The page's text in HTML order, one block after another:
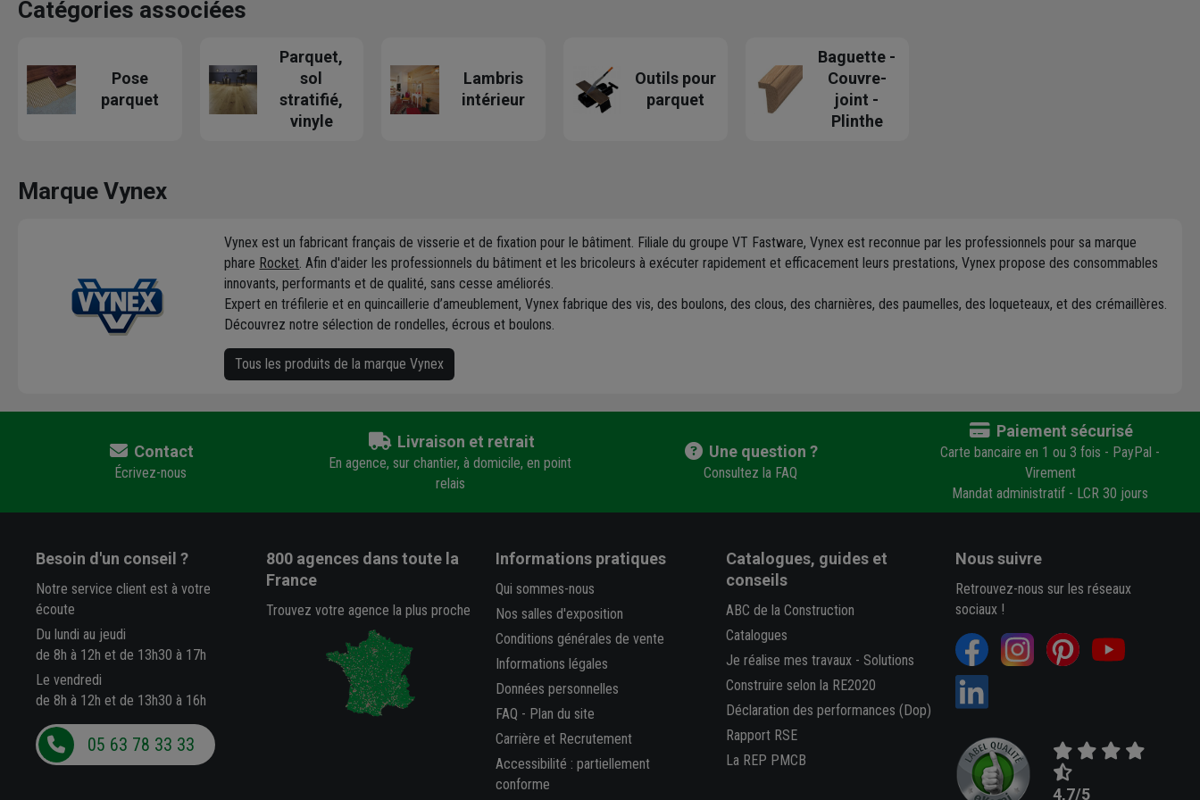
Catégories associées
Pose
parquet
Parquet,
sol
stratifié,
vinyle
Lambris
intérieur
Outils pour
parquet
Baguette -
Couvre-
joint -
Plinthe
Marque Vynex
Vynex est un fabricant français de visserie et de fixation pour le bâtiment. Filiale du groupe VT Fastware, Vynex est reconnue par les professionnels pour sa marque
phare Rocket. Afin d'aider les professionnels du bâtiment et les bricoleurs à exécuter rapidement et efficacement leurs prestations, Vynex propose des consommables
innovants, performants et de qualité, sans cesse améliorés.
Expert en tréfilerie et en quincaillerie d’ameublement, Vynex fabrique des vis, des boulons, des clous, des charnières, des paumelles, des loqueteaux, et des crémaillères.
Découvrez notre sélection de rondelles, écrous et boulons.
Tous les produits de la marque Vynex
Contact
Écrivez-nous
Livraison et retrait
En agence, sur chantier, à domicile, en point
relais
Une question ?
Consultez la FAQ
Paiement sécurisé
Carte bancaire en 1 ou 3 fois - PayPal -
Virement
Mandat administratif - LCR 30 jours
Besoin d'un conseil ?
Notre service client est à votre
écoute
Du lundi au jeudi
de 8h à 12h et de 13h30 à 17h
Le vendredi
de 8h à 12h et de 13h30 à 16h
05 63 78 33 33
800 agencesdans toute la
France
Trouvez votre agence la plus proche
Informations pratiques
Qui sommes-nous
Nos salles d'exposition
Conditions générales de vente
Informations légales
Données personnelles
FAQ - Plan du site
Carrière et Recrutement
Accessibilité : partiellement
conforme
Catalogues, guides et
conseils
ABC de la Construction
Catalogues
Je réalise mes travaux- Solutions
Construire selon la RE2020
Déclaration des performances (Dop)
Rapport RSE
La REP PMCB
Nous suivre
Retrouvez-nous sur les réseaux
sociaux !
4,7/5